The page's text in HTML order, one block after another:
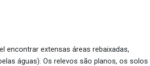
encontrar extensas áreas rebaixadas,
águas). Os relevos são planos, os solos